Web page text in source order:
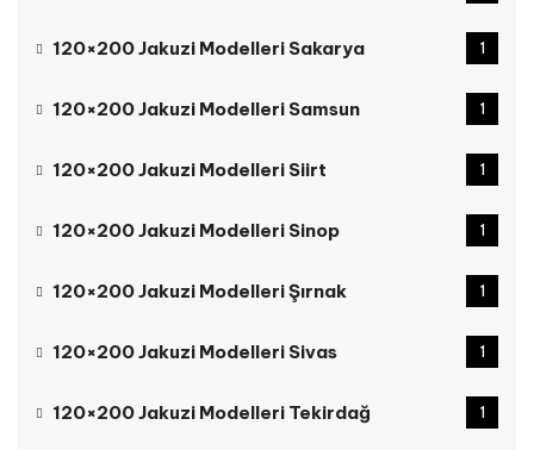
120×200 Jakuzi Modelleri Sakarya 1
120×200 Jakuzi Modelleri Samsun 1
120×200 Jakuzi Modelleri Siirt 1
120×200 Jakuzi Modelleri Sinop 1
120×200 Jakuzi Modelleri Şırnak 1
120×200 Jakuzi Modelleri Sivas 1
120×200 Jakuzi Modelleri Tekirdağ 1